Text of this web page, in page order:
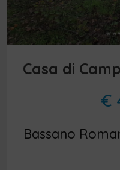
Casa di
€
Bassano